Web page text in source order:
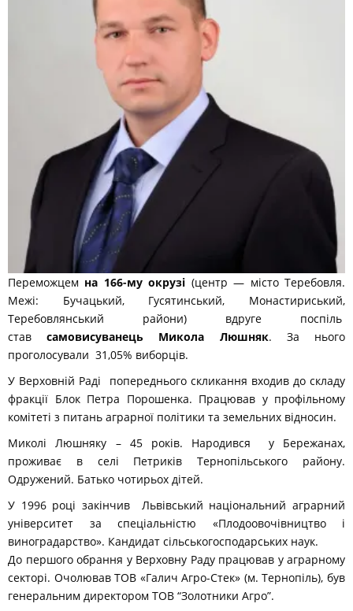
Переможцем на 166-му окрузі (центр — місто Теребовля.
Межі: Бучацький, Гусятинський, Монастириський,
Теребовлянський райони) вдруге поспіль
ставсамовисуванець Микола Люшняк. За нього
проголосували 31,05% виборців.
У Верховній Раді попереднього скликання входив до складу
фракції Блок Петра Порошенка. Працював у профільному
комітеті з питань аграрної політики та земельних відносин.
Миколі Люшняку – 45 років. Народився у Бережанах,
проживає в cелі Петриків Тернопільського району.
Одружений. Батько чотирьох дітей.
У 1996 році закінчив Львівський національний аграрний
університет за спеціальністю «Плодоовочівництво і
виноградарство». Кандидат сільськогосподарських наук.
До першого обрання у Верховну Раду працював у аграрному
секторі. Очолював ТОВ «Галич Агро-Стек» (м. Тернопіль), був
генеральним директором ТОВ “Золотники Агро”.